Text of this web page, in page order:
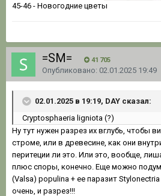
45-46 - Новогодние цветы
=SM= 41 705
Опубликовано: 02.01.2025 19:49
02.01.2025 в 19:19, DAY сказал:
Cryptosphaeria ligniota (?)
Ну тут нужен разрез их вглубь, чтобы
строме, или в древесине, как они
перитеции ли это. Или это, вообще,
плюс споры, конечно. Еще можно
(Valsa) populina + ее паразит
очень, и разрез!!!